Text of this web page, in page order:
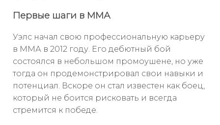
Первые шаги в ММА
Уэлс начал свою профессиональную карьеру
в ММА в 2012 году. Его дебютный бой
состоялся в небольшом промоушене, но уже
тогда он продемонстрировал свои навыки и
потенциал. Вскоре он стал известен как боец,
который не боится рисковать и всегда
стремится к победе.